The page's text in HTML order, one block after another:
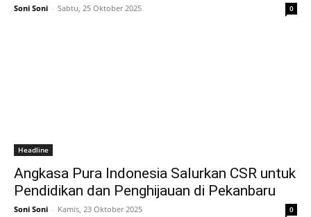
Soni Soni - Sabtu, 25 Oktober 2025 0
Headline
Angkasa Pura Indonesia Salurkan CSR untuk
Pendidikan dan Penghijauan di Pekanbaru
Soni Soni - Kamis, 23 Oktober 2025 0